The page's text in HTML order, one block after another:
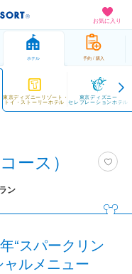
お気に入り
ホテル 予約 / 購入
東京ディズニーリゾート・
トイ・ストーリーホテル
東京ディズニー
セレブレーションホテル
ース）
ン
“スパークリン
ルメニュー